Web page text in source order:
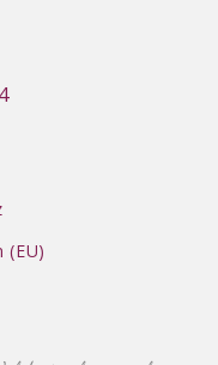
(EU)